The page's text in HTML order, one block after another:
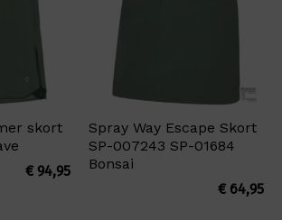
skort
€94,95
Spray Way Escape Skort
SP-007243 SP-01684
Bonsai
€64,95